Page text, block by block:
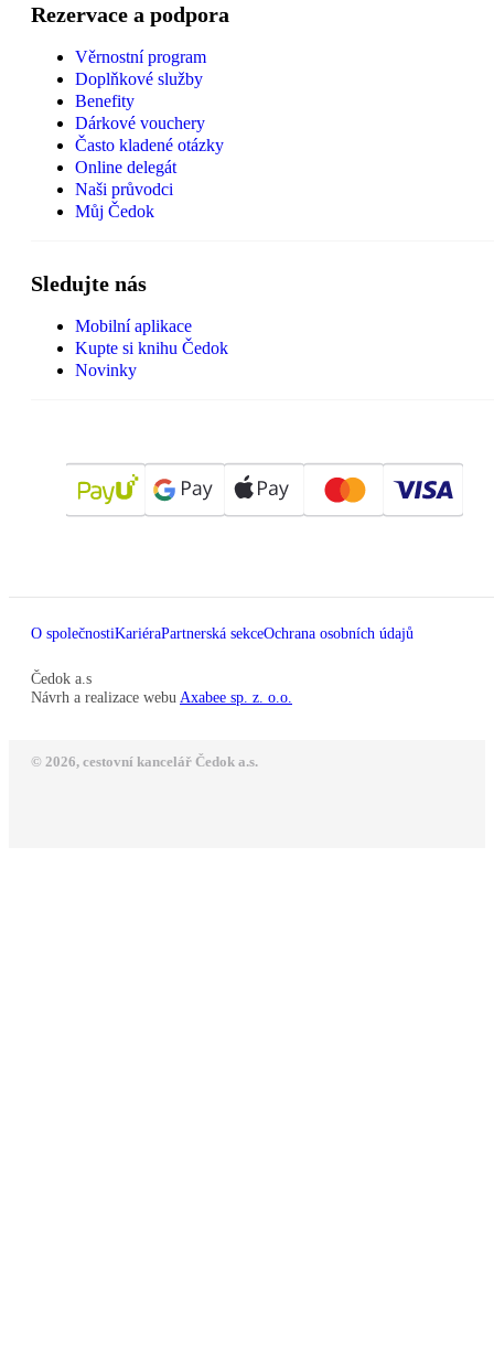
Rezervace a podpora
Věrnostní program
Doplňkové služby
Benefity
Dárkové vouchery
Často kladené otázky
Online delegát
Naši průvodci
Můj Čedok
Sledujte nás
Mobilní aplikace
Kupte si knihu Čedok
Novinky
O společnostiKariéraPartnerská sekceOchrana osobních údajů
Čedok a.s
Návrh a realizace webu Axabee sp. z. o.o.
© 2026, cestovní kancelář Čedok a.s.